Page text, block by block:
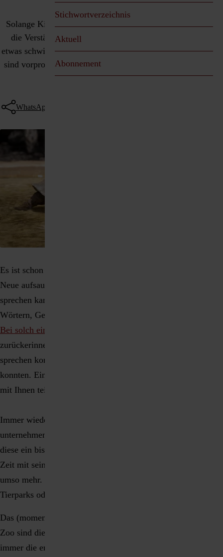
Geschenkideen
Solange Kinder noch nicht sprechen können, gestaltet sich
die Verständigung zwischen Eltern und Kind manchmal
etwas schwierig. Frustrierende Situationen für beide Parteien
sind vorprogrammiert. Doch das muss nicht sein, wie unser
Beispiel zeigt.
WhatsApp
Es ist schon faszinierend, wie schnell Kinder lernen und alles
Neue aufsaugen wie ein Schwamm. Seit unsere Tochter
sprechen kann, überrascht sie mich fast täglich mit neuen
Wörtern, Gedanken, Sätzen und kindlichen Erkenntnissen.
Bei solch einem Redeschwall
zurückerinnern, wie es war, als sie noch nicht mit Worten
sprechen konnte ... aber wir uns trotzdem verständigen
konnten. Eine solche Begebenheit möchte ich heute gerne
mit Ihnen teilen.
Immer wieder gibt es bei uns einen Papi-Tag. Dann
unternehmen Papa und Tochter etwas ohne Mama, damit
diese ein bisschen Zeit für sich hat. Und Papa genießt die
Zeit mit seiner Tochter nach einer intensiven Bürowoche
umso mehr. Da wir beide Tiere lieben, sind wir oft auch in
Tierparks oder Zoos unterwegs.
Das (momentane) Lieblingstier unserer Tochter im Zürich
Zoo sind die Galapagos-Riesenschildkröten. Das ist fast
immer die erste Station, die wir aufsuchen nachdem wir den
Stichwortverzeichnis
Aktuell
Abonnement